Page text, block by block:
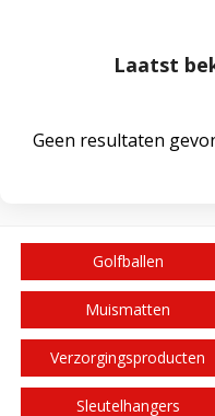
Laatst
Geen resultaten
Golfballen
Muismatten
Verzorgingsproducten
Sleutelhangers